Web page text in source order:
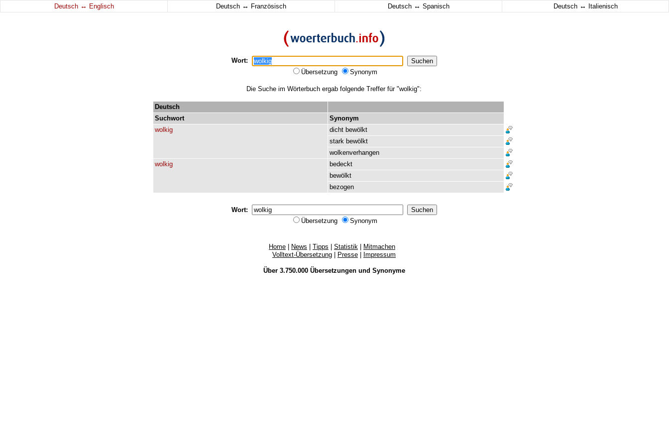
Deutsch ↔ Englisch Deutsch ↔ Französisch Deutsch ↔ Spanisch Deutsch ↔ Italienisch
Wort:
Übersetzung
Synonym
Die Suche im Wörterbuch ergab folgende Treffer für "wolkig":
Deutsch
Suchwort
Synonym
wolkig
dicht bewölkt
stark bewölkt
wolkenverhangen
wolkig
bedeckt
bewölkt
bezogen
Wort:
Übersetzung
Synonym
Home News Tipps Statistik
Mitmachen
Volltext-Übersetzung
Presse Impressum
Über 3.750.000 Übersetzungenund Synonyme